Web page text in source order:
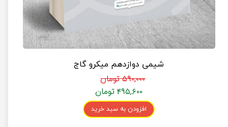
شیمی دوازدهم میکرو گاج
۵۹۰,۰۰۰ تومان
۴۹۵,۶۰۰ تومان
افزودن به سبد خرید